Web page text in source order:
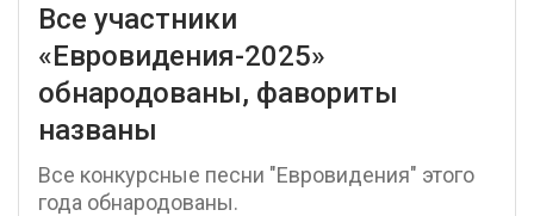
Все участники
«Евровидения-2025»
обнародованы, фавориты
названы
Все конкурсные песни "Евровидения" этого
года обнародованы.